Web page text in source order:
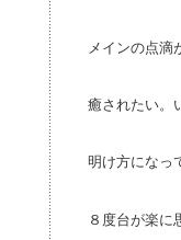
メインの点滴
癒されたい。
明け方になっ
８度台が楽に